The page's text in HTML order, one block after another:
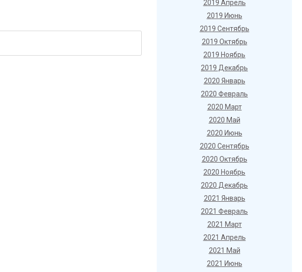
2019 Апрель
2019 Июнь
2019 Сентябрь
2019 Октябрь
2019 Ноябрь
2019 Декабрь
2020 Январь
2020 Февраль
2020 Март
2020 Май
2020 Июнь
2020 Сентябрь
2020 Октябрь
2020 Ноябрь
2020 Декабрь
2021 Январь
2021 Февраль
2021 Март
2021 Апрель
2021 Май
2021 Июнь